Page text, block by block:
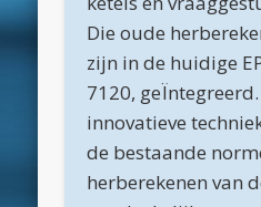
april 2021
februari 2021
december 2020
november 2020
Die oude
zijn in de huidige
7120,
innovatieve
de bestaande
herberekenen van